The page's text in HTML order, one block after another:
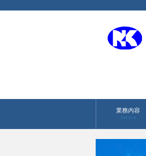
業務内容
Service